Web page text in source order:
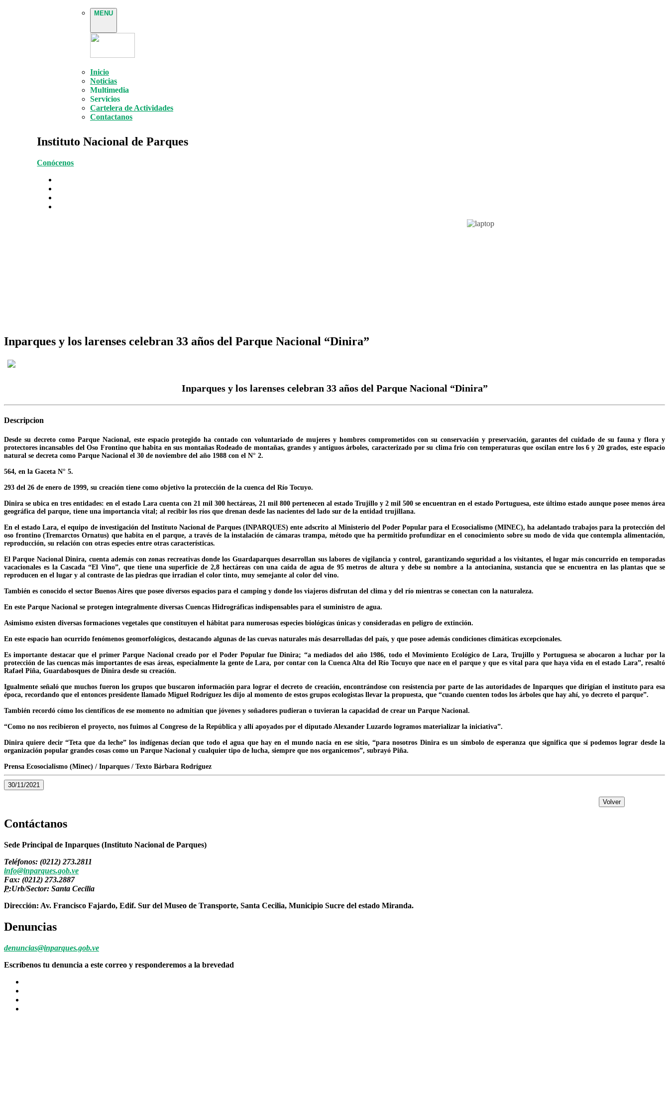
MENU
Inicio
Noticias
Multimedia
Servicios
Cartelera de Actividades
Contactanos
Instituto Nacional de Parques
Conócenos
Inparques y los larenses celebran 33 años del Parque Nacional “Dinira”
Inparques y los larenses celebran 33 años del Parque Nacional “Dinira”
Descripcion
Desde su decreto como Parque Nacional, este espacio protegido ha contado con voluntariado de mujeres y hombres comprometidos con su conservación y preservación, garantes del cuidado de su fauna y flora y
protectores incansables del Oso Frontino que habita en sus montañas Rodeado de montañas, grandes y antiguos árboles, caracterizado por su clima frío con temperaturas que oscilan entre los 6 y 20 grados, este espacio
natural se decreta como Parque Nacional el 30 de noviembre del año 1988 con el N° 2.
564, en la Gaceta N° 5.
293 del 26 de enero de 1999, su creación tiene como objetivo la protección de la cuenca del Río Tocuyo.
Dinira se ubica en tres entidades: en el estado Lara cuenta con 21 mil 300 hectáreas, 21 mil 800 pertenecen al estado Trujillo y 2 mil 500 se encuentran en el estado Portuguesa, este último estado aunque posee menos área
geográfica del parque, tiene una importancia vital; al recibir los ríos que drenan desde las nacientes del lado sur de la entidad trujillana.
En el estado Lara, el equipo de investigación del Instituto Nacional de Parques (INPARQUES) ente adscrito al Ministerio del Poder Popular para el Ecosocialismo (MINEC), ha adelantado trabajos para la protección del
oso frontino (Tremarctos Ornatus) que habita en el parque, a través de la instalación de cámaras trampa, método que ha permitido profundizar en el conocimiento sobre su modo de vida que contempla alimentación,
reproducción, su relación con otras especies entre otras características.
El Parque Nacional Dinira, cuenta además con zonas recreativas donde los Guardaparques desarrollan sus labores de vigilancia y control, garantizando seguridad a los visitantes, el lugar más concurrido en temporadas
vacacionales es la Cascada “El Vino”, que tiene una superficie de 2,8 hectáreas con una caída de agua de 95 metros de altura y debe su nombre a la antocianina, sustancia que se encuentra en las plantas que se
reproducen en el lugar y al contraste de las piedras que irradian el color tinto, muy semejante al color del vino.
También es conocido el sector Buenos Aires que posee diversos espacios para el camping y donde los viajeros disfrutan del clima y del río mientras se conectan con la naturaleza.
En este Parque Nacional se protegen integralmente diversas Cuencas Hidrográficas indispensables para el suministro de agua.
Asimismo existen diversas formaciones vegetales que constituyen el hábitat para numerosas especies biológicas únicas y consideradas en peligro de extinción.
En este espacio han ocurrido fenómenos geomorfológicos, destacando algunas de las cuevas naturales más desarrolladas del país, y que posee además condiciones climáticas excepcionales.
Es importante destacar que el primer Parque Nacional creado por el Poder Popular fue Dinira; “a mediados del año 1986, todo el Movimiento Ecológico de Lara, Trujillo y Portuguesa se abocaron a luchar por la
protección de las cuencas más importantes de esas áreas, especialmente la gente de Lara, por contar con la Cuenca Alta del Río Tocuyo que nace en el parque y que es vital para que haya vida en el estado Lara”, resaltó
Rafael Piña, Guardabosques de Dinira desde su creación.
Igualmente señaló que muchos fueron los grupos que buscaron información para lograr el decreto de creación, encontrándose con resistencia por parte de las autoridades de Inparques que dirigían el instituto para esa
época, recordando que el entonces presidente llamado Miguel Rodríguez les dijo al momento de estos grupos ecologistas llevar la propuesta, que “cuando cuenten todos los árboles que hay ahí, yo decreto el parque”.
También recordó cómo los científicos de ese momento no admitían que jóvenes y soñadores pudieran o tuvieran la capacidad de crear un Parque Nacional.
“Como no nos recibieron el proyecto, nos fuimos al Congreso de la República y allí apoyados por el diputado Alexander Luzardo logramos materializar la iniciativa”.
Dinira quiere decir “Teta que da leche” los indígenas decían que todo el agua que hay en el mundo nacía en ese sitio, “para nosotros Dinira es un símbolo de esperanza que significa que sí podemos lograr desde la
organización popular grandes cosas como un Parque Nacional y cualquier tipo de lucha, siempre que nos organicemos”, subrayó Piña.
Prensa Ecosocialismo (Minec) / Inparques / Texto Bárbara Rodríguez
30/11/2021
Volver
Contáctanos
Sede Principal de Inparques (Instituto Nacional de Parques)
Teléfonos: (0212) 273.2811
info@inparques.gob.ve
Fax: (0212) 273.2887
P:Urb/Sector: Santa Cecilia
Dirección: Av. Francisco Fajardo, Edif. Sur del Museo de Transporte, Santa Cecilia, Municipio Sucre del estado Miranda.
Denuncias
denuncias@inparques.gob.ve
Escríbenos tu denuncia a este correo y responderemos a la brevedad